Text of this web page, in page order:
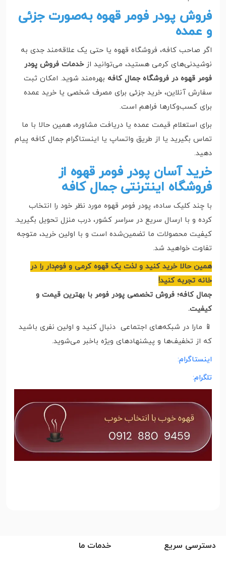
فروش پودر فومر قهوه به‌صورت جزئی
و عمده
اگر صاحب کافه، فروشگاه قهوه یا حتی یک علاقه‌مند جدی به
نوشیدنی‌های کرمی هستید، می‌توانید ازخدمات فروش پودر
فومر قهوه در فروشگاه جمال کافه بهره‌مند شوید. امکان ثبت
سفارش آنلاین، خرید جزئی برای مصرف شخصی یا خرید عمده
برای کسب‌وکارها فراهم است.
برای استعلام قیمت عمده یا دریافت مشاوره، همین حالا با ما
تماس بگیرید یا از طریق واتساپ یا اینستاگرام جمال کافه پیام
دهید.
خرید آسان پودر فومر قهوه از
فروشگاه اینترنتی جمال کافه
با چند کلیک ساده، پودر فومر قهوه مورد نظر خود را انتخاب
کرده و با ارسال سریع در سراسر کشور، درب منزل تحویل بگیرید.
کیفیت محصولات ما تضمین‌شده است و با اولین خرید، متوجه
تفاوت خواهید شد.
همین حالا خرید کنید و لذت یک قهوه کرمی و فوم‌دار را در
خانه تجربه کنید!
جمال کافه؛ فروش تخصصی پودر فومر با بهترین قیمت و
کیفیت.
📱 مارا در شبکه‌های اجتماعی دنبال کنید و اولین نفری باشید
که از تخفیف‌ها و پیشنهادهای ویژه باخبر می‌شوید.
اینستاگرام:
تلگرام:
دسترسی سریع خدمات ما